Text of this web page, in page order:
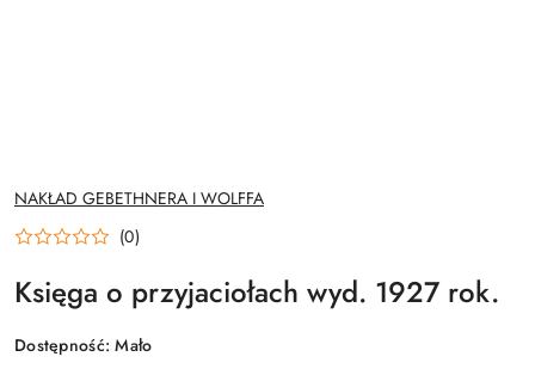
NAZWA
PRODUCENTA:
NAKŁAD GEBETHNERA I WOLFFA
(0)
Księga o przyjaciołach wyd. 1927 rok.
Dostępność:Mało